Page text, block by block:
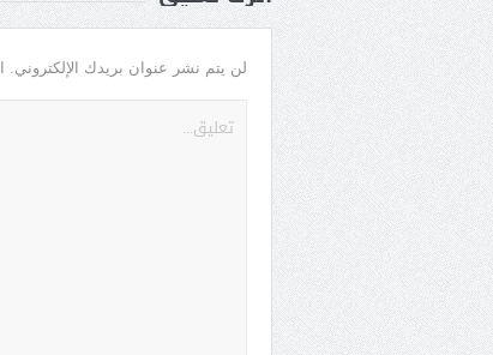
لن يتم نشر عنوان بريدك الإلكتروني.